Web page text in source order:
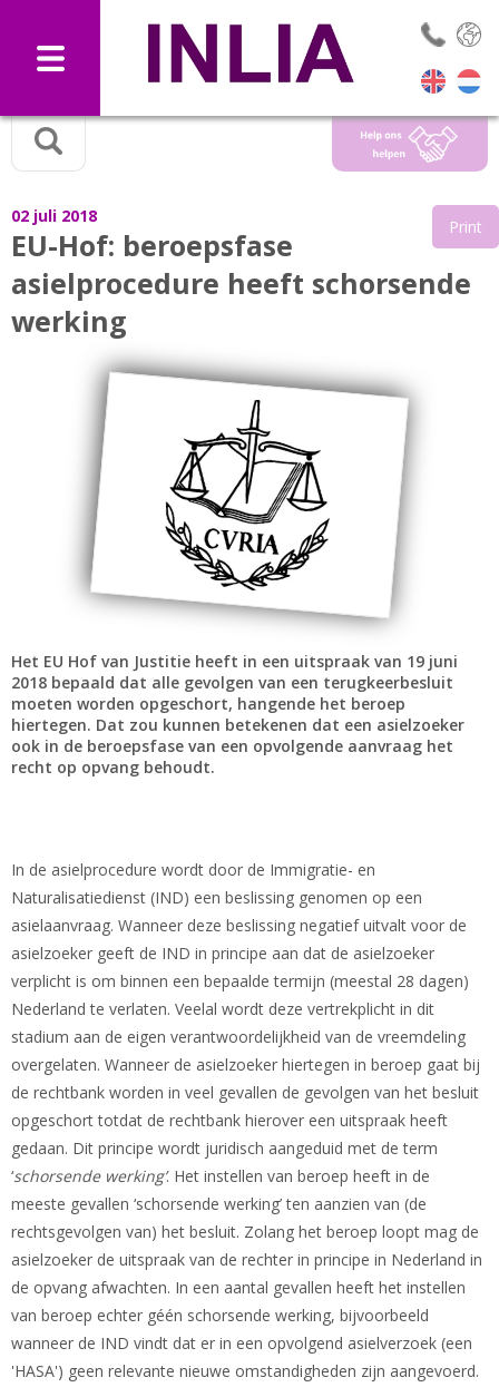
02 juli 2018
EU-Hof: beroepsfase
asielprocedure heeft schorsende
werking
Print
Het EU Hof van Justitie heeft in een uitspraak van 19 juni
2018 bepaald dat alle gevolgen van een terugkeerbesluit
moeten worden opgeschort, hangende het beroep
hiertegen. Dat zou kunnen betekenen dat een asielzoeker
ook in de beroepsfase van een opvolgende aanvraag het
recht op opvang behoudt.
In de asielprocedure wordt door de Immigratie- en
Naturalisatiedienst (IND) een beslissing genomen op een
asielaanvraag. Wanneer deze beslissing negatief uitvalt voor de
asielzoeker geeft de IND in principe aan dat de asielzoeker
verplicht is om binnen een bepaalde termijn (meestal 28 dagen)
Nederland te verlaten. Veelal wordt deze vertrekplicht in dit
stadium aan de eigen verantwoordelijkheid van de vreemdeling
overgelaten. Wanneer de asielzoeker hiertegen in beroep gaat bij
de rechtbank worden in veel gevallen de gevolgen van het besluit
opgeschort totdat de rechtbank hierover een uitspraak heeft
gedaan. Dit principe wordt juridisch aangeduid met de term
‘schorsende werking’. Het instellen van beroep heeft in de
meeste gevallen ‘schorsende werking’ ten aanzien van (de
rechtsgevolgen van) het besluit. Zolang het beroep loopt mag de
asielzoeker de uitspraak van de rechter in principe in Nederland in
de opvang afwachten. In een aantal gevallen heeft het instellen
van beroep echter géén schorsende werking, bijvoorbeeld
wanneer de IND vindt dat er in een opvolgend asielverzoek (een
'HASA') geen relevante nieuwe omstandigheden zijn aangevoerd.